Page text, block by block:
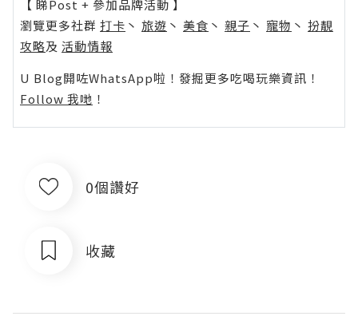
【 睇Post + 參加品牌活動 】
瀏覽更多社群 打卡 丶 旅遊 丶 美食 丶 親子 丶 寵物 丶 扮靚
攻略及 活動情報
U Blog開咗WhatsApp啦！發掘更多吃喝玩樂資訊！
Follow 我哋 ！
0個讚好
收藏